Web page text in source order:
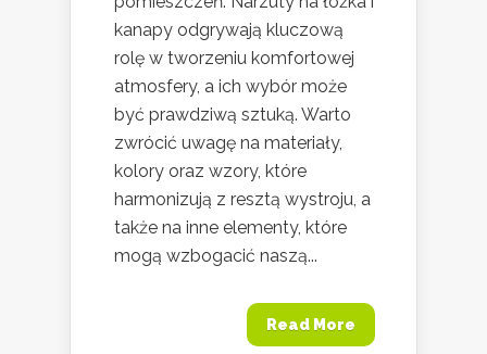
kanapy odgrywają kluczową
rolę w tworzeniu komfortowej
atmosfery, a ich wybór może
być prawdziwą sztuką. Warto
zwrócić uwagę na materiały,
kolory oraz wzory, które
harmonizują z resztą wystroju, a
także na inne elementy, które
mogą wzbogacić naszą...
Read More